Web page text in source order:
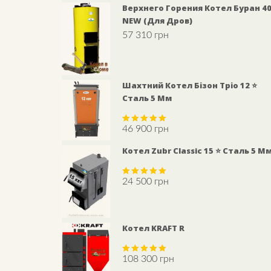
Верхнего Горения Котел Буран
NEW (для Дров)
57 310 грн
Шахтний Котел Бізон Тріо 12 ⭐
Сталь 5 Мм
Rated5.00
46 900 грн
Котел Zubr Classic 15 ⭐ Сталь 5
Rated5.00
24 500 грн
Котел KRAFT R
Rated5.00
108 300 грн